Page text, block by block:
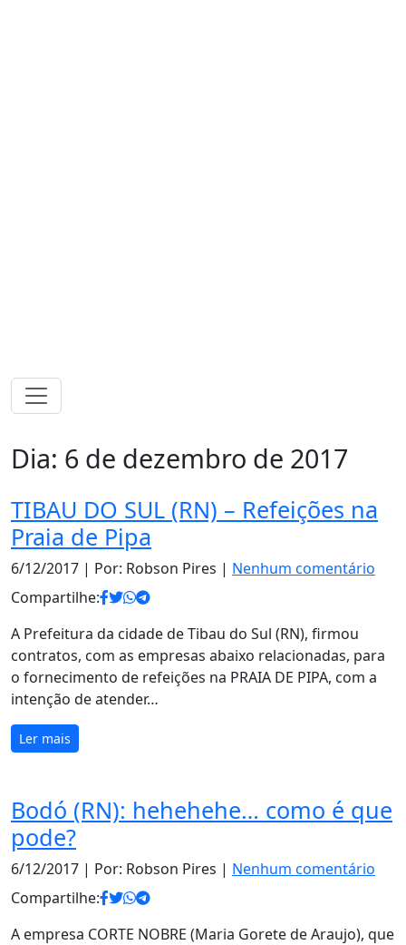
Dia: 6 de dezembro de 2017
TIBAU DO SUL (RN) – Refeições na
Praia de Pipa
6/12/2017 | Por: Robson Pires | Nenhum comentário
Compartilhe:
A Prefeitura da cidade de Tibau do Sul (RN), firmou
contratos, com as empresas abaixo relacionadas, para
o fornecimento de refeições na PRAIA DE PIPA, com a
intenção de atender…
Ler mais
Bodó (RN): hehehehe… como é que
pode?
6/12/2017 | Por: Robson Pires | Nenhum comentário
Compartilhe:
A empresa CORTE NOBRE (Maria Gorete de Araujo), que